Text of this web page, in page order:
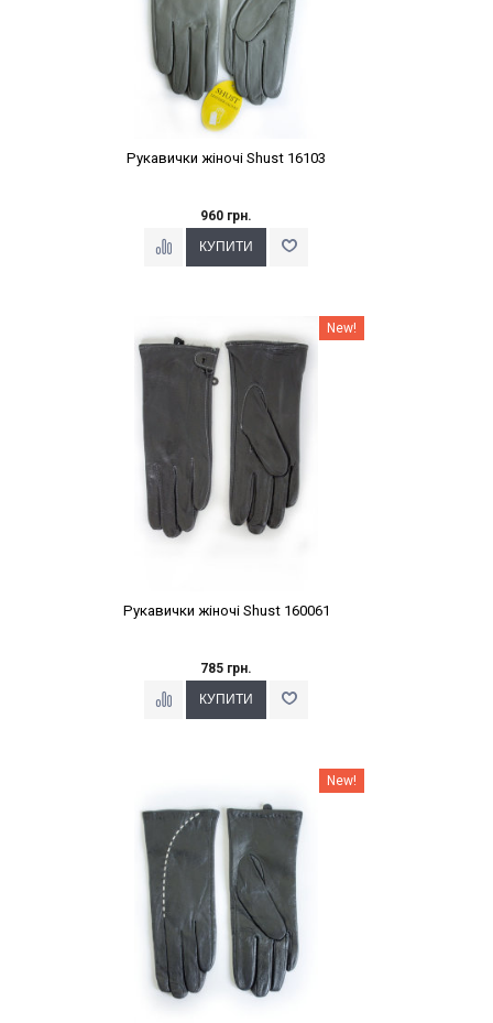
Рукавички жіночі Shust 16103
960 грн.
New!
Рукавички жіночі Shust 160061
785 грн.
New!